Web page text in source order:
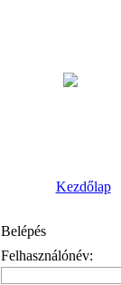
Kezdőlap
Belépés
Felhasználónév: